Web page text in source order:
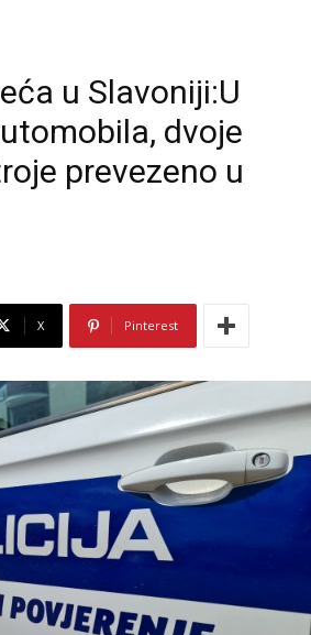
u Slavoniji:U
dvoje
prevezeno u
X Pinterest